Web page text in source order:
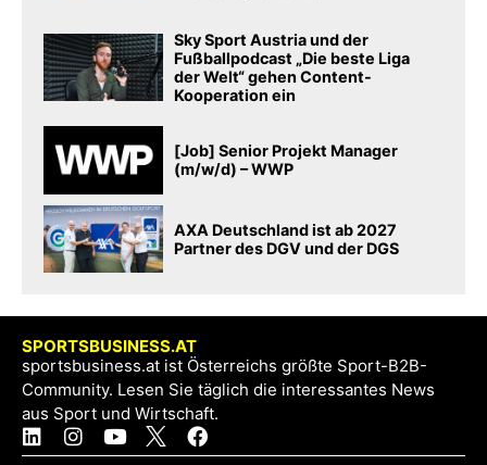
Sky Sport Austria und der
Fußballpodcast „Die beste Liga
der Welt“ gehen Content-
Kooperation ein
[Job] Senior Projekt Manager
(m/w/d) – WWP
AXA Deutschland ist ab 2027
Partner des DGV und der DGS
SPORTSBUSINESS.AT
sportsbusiness.at ist Österreichs größte Sport-B2B-
Community. Lesen Sie täglich die interessantes News
aus Sport und Wirtschaft.